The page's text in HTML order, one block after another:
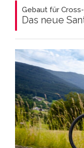
Gebaut für
Das neue